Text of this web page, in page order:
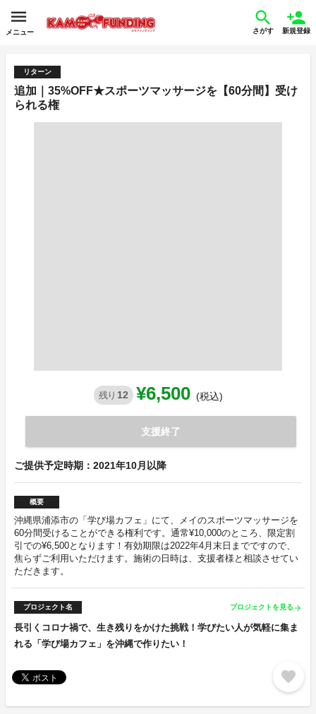
メニュー さがす 新規登録
リターン
追加｜35%OFF★スポーツマッサージを【60分間】受け
られる権
残り 12 ¥6,500 (税込)
支援終了
ご提供予定時期：2021年10月以降
概要
沖縄県浦添市の「学び場カフェ」にて、メイのスポーツマッサージを
60分間受けることができる権利です。通常¥10,000のところ、限定割
引での¥6,500となります！有効期限は2022年4月末日までですので、
焦らずご利用いただけます。施術の日時は、支援者様と相談させてい
ただきます。
プロジェクト名 プロジェクトを見る arrow_forward
長引くコロナ禍で、生き残りをかけた挑戦！学びたい人が気軽に集ま
れる「学び場カフェ」を沖縄で作りたい！
favorite